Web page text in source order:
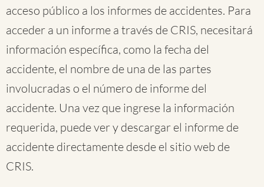
acceso público a los informes de accidentes. Para
acceder a un informe a través de CRIS, necesitará
información específica, como la fecha del
accidente, el nombre de una de las partes
involucradas o el número de informe del
accidente. Una vez que ingrese la información
requerida, puede ver y descargar el informe de
accidente directamente desde el sitio web de
CRIS.